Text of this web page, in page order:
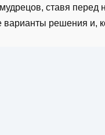
ставя
решения и,